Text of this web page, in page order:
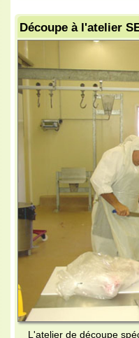
de découpe spécialisé
la viande, il est agréé selon les
ci est composé d'une équipe
avec des méthodes de
tout d'abord la